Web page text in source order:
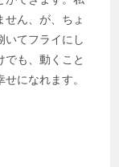
ん、が、ちょ
いてフライにし
も、動くこと
になれます。